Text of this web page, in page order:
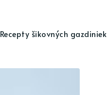
Recepty šikovných gazdiniek